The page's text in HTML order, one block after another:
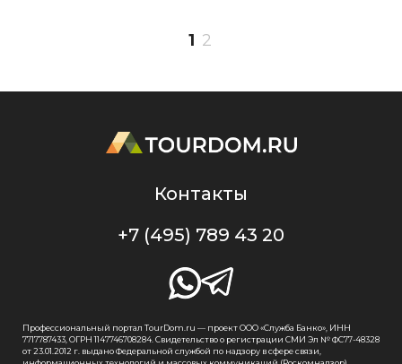
1 2
Контакты
+7 (495) 789 43 20
Профессиональный портал TourDom.ru — проект ООО «Служба Банко», ИНН
7717787433, ОГРН 1147746708284. Свидетельство о регистрации СМИ Эл № ФС77-48328
от 23.01.2012 г. выдано Федеральной службой по надзору в сфере связи,